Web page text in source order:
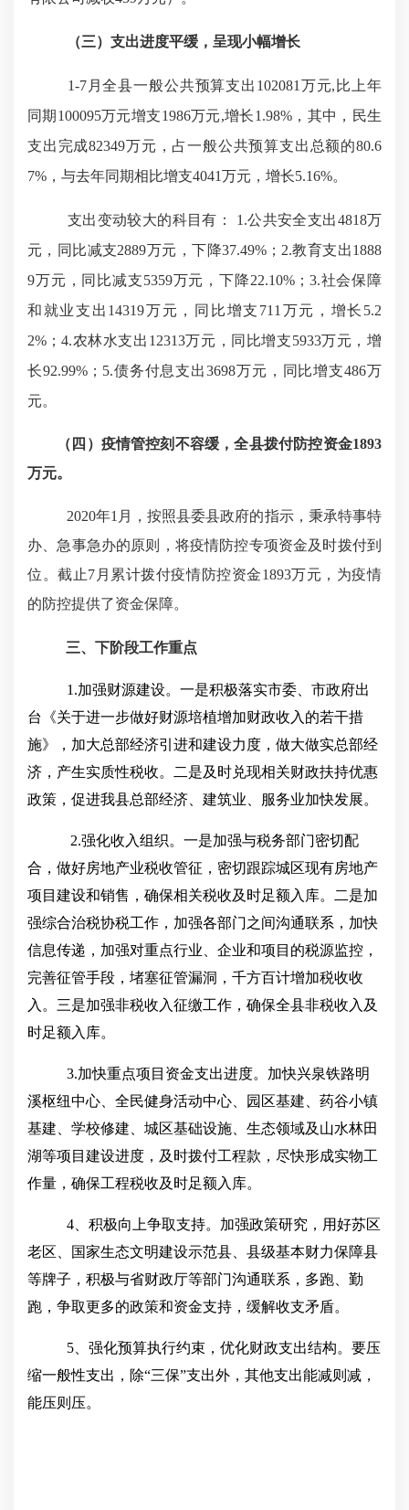
（三）支出进度平缓，呈现小幅增长
1-7月全县一般公共预算支出102081万元,比上年
同期100095万元增支1986万元,增长1.98%，其中，民生
支出完成82349万元，占一般公共预算支出总额的80.6
7%，与去年同期相比增支4041万元，增长5.16%。
支出变动较大的科目有：
1.公共安全支出4818万
元，同比减支2889万元，下降37.49%；2.教育支出1888
9万元，同比减支5359万元，下降22.10%；3.社会保障
和就业支出14319万元，同比增支711万元，增长5.2
2%；4.农林水支出12313万元，同比增支5933万元，增
长92.99%；5.债务付息支出3698万元，同比增支486万
元。
（四）疫情管控刻不容缓，全县拨付防控资金1893
万元。
2020年1月，按照县委县政府的指示，秉承特事特
办、急事急办的原则，将疫情防控专项资金及时拨付到
位。截止7月累计拨付疫情防控资金1893万元，为疫情
的防控提供了资金保障。
三、下阶段工作重点
1.加强财源建设。一是积极落实市委、市政府出
台《关于进一步做好财源培植增加财政收入的若干措
施》，加大总部经济引进和建设力度，做大做实总部经
济，产生实质性税收。二是及时兑现相关财政扶持优惠
政策，促进我县总部经济、建筑业、服务业加快发展。
2.强化收入组织。一是加强与税务部门密切配
合，做好房地产业税收管征，密切跟踪城区现有房地产
项目建设和销售，确保相关税收及时足额入库。二是加
强综合治税协税工作，加强各部门之间沟通联系，加快
信息传递，加强对重点行业、企业和项目的税源监控，
完善征管手段，堵塞征管漏洞，千方百计增加税收收
入。三是加强非税收入征缴工作，确保全县非税收入及
时足额入库。
3.加快重点项目资金支出进度。加快兴泉铁路明
溪枢纽中心、全民健身活动中心、园区基建、药谷小镇
基建、学校修建、城区基础设施、生态领域及山水林田
湖等项目建设进度，及时拨付工程款，尽快形成实物工
作量，确保工程税收及时足额入库。
4、积极向上争取支持。加强政策研究，用好苏区
老区、国家生态文明建设示范县、县级基本财力保障县
等牌子，积极与省财政厅等部门沟通联系，多跑、勤
跑，争取更多的政策和资金支持，缓解收支矛盾。
5、强化预算执行约束，优化财政支出结构。要压
缩一般性支出，除“三保”支出外，其他支出能减则减，
能压则压。